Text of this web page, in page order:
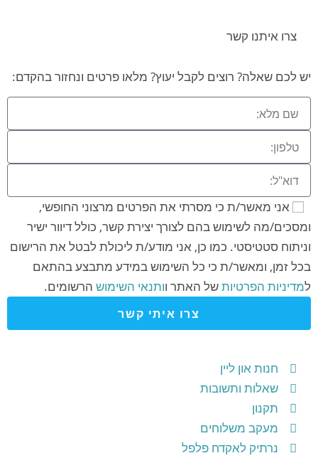
צרו איתנו קשר
יש לכם שאלה? רוצים לקבל יעוץ? מלאו פרטים ונחזור בהקדם:
אני מאשר/ת כי מסרתי את הפרטים מרצוני החופשי,
ומסכים/מה לשימוש בהם לצורך יצירת קשר, כולל דיוור ישיר
וניתוח סטטיסטי. כמו כן, אני מודע/ת ליכולת לבטל את הרישום
בכל זמן, ומאשר/ת כי כל השימוש במידע מתבצע בהתאם
למדיניות הפרטיותשל האתר וותנאי השימוש הרשומים.
צרו איתי קשר
חנות און ליין
שאלות ותשובות
תקנון
מעקב משלוחים
נרתיק לאקדח פלפל